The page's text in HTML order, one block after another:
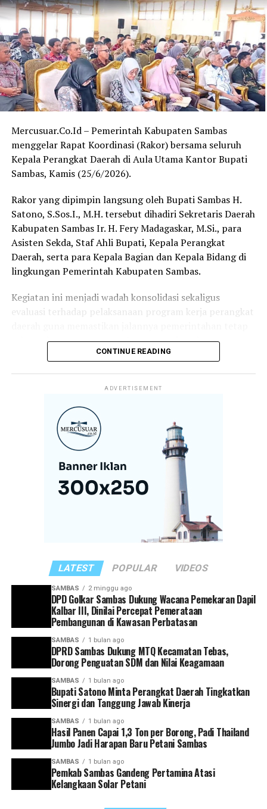
sambungnya.
Selain memberikan apresiasi, Ferdinad juga mengajak
seluruh pihak untuk bersama-sama menjaga suasana
kondusif selama pelaksanaan MTQ yang berlangsung
kurang lebih selama tujuh hari.
“Saya berharap panitia, peserta, serta seluruh lapisan
masyarakat di Desa Sededong dapat bersama-sama
menjaga keamanan dan kenyamanan selama kegiatan
MTQ ini berlangsung,” tutupnya.
Kegiatan MTQ ke-13 Tingkat Kecamatan Tebas tersebut
diharapkan tidak hanya melahirkan qari dan qariah
terbaik, tetapi juga memperkuat ukhuwah Islamiyah
serta menumbuhkan kecintaan masyarakat terhadap Al-
Qur’an. (Red)
Mercusuar.Co.Id – Pemerintah Kabupaten Sambas
menggelar Rapat Koordinasi (Rakor) bersama seluruh
Kepala Perangkat Daerah di Aula Utama Kantor Bupati
Sambas, Kamis (25/6/2026).
Rakor yang dipimpin langsung oleh Bupati Sambas H.
Satono, S.Sos.I., M.H. tersebut dihadiri Sekretaris Daerah
Kabupaten Sambas Ir. H. Fery Madagaskar, M.Si., para
Asisten Sekda, Staf Ahli Bupati, Kepala Perangkat
Daerah, serta para Kepala Bagian dan Kepala Bidang di
lingkungan Pemerintah Kabupaten Sambas.
Kegiatan ini menjadi wadah konsolidasi sekaligus
evaluasi terhadap pelaksanaan program kerja perangkat
selaras dengan target pembangunan daerah.
kedisiplinan, dan loyalitas aparatur dalam melaksanakan
tugas dan tanggung jawabnya.
Menurutnya, koordinasi yang kuat antar perangkat
daerah menjadi kunci dalam menghadirkan pelayanan
publik yang optimal sekaligus mempercepat realisasi
program-program prioritas pemerintah daerah.
“Rakor ini menjadi momentum penting untuk
memperkuat sinergi antarinstansi pemerintahan
masing-masing perangkat daerah,” ujar Satono.
Ia juga mengingatkan agar seluruh kepala perangkat
daerah memiliki kesamaan visi dan arah dalam
mendukung pembangunan Kabupaten Sambas. Setiap
program yang dirancang, kata dia, harus mampu
menjawab kebutuhan masyarakat serta sejalan dengan
target pembangunan yang telah ditetapkan.
Selain itu, Bupati Satono meminta agar pelaporan
capaian kinerja dilakukan secara tertib dan akurat
pemerintahan yang efektif dan akuntabel.
yang selaras dengan arah pembangunan Kabupaten
Sambas, termasuk dalam hal pelaporan capaian kinerja
CONTINUE READING
ADVERTISEMENT
LATEST POPULAR VIDEOS
SAMBAS 2 minggu ago
DPD Golkar Sambas Dukung Wacana Pemekaran Dapil
Kalbar III, Dinilai Percepat Pemerataan
Pembangunan di Kawasan Perbatasan
SAMBAS 1 bulan ago
DPRD Sambas Dukung MTQ Kecamatan Tebas,
Dorong Penguatan SDM dan Nilai Keagamaan
SAMBAS 1 bulan ago
Bupati Satono Minta Perangkat Daerah Tingkatkan
Sinergi dan Tanggung Jawab Kinerja
SAMBAS 1 bulan ago
Hasil Panen Capai 1,3 Ton per Borong, Padi Thailand
Jumbo Jadi Harapan Baru Petani Sambas
SAMBAS 1 bulan ago
Pemkab Sambas Gandeng Pertamina Atasi
Kelangkaan Solar Petani